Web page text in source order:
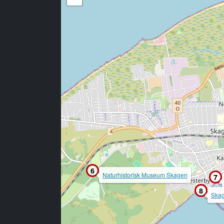
6
7
8
Naturhistorisk Museum Skagen